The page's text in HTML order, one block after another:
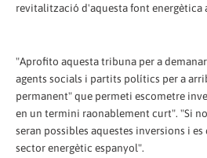
revitalització d'aquesta font energètica
"Aprofito aquesta tribuna per a
agents socials i partits polítics per a
permanent" que permeti escometre
en un termini raonablement curt". "Si
seran possibles aquestes inversions i
sector energètic espanyol".